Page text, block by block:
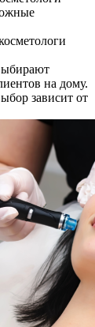
на дому.
зависит от